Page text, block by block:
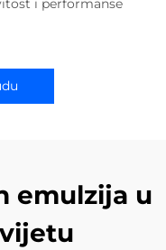
i performanse
emulzija u